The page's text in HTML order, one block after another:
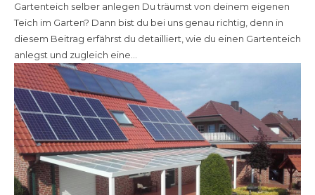
Gartenteich selber anlegen Du träumst von deinem eigenen
Teich im Garten? Dann bist du bei uns genau richtig, denn in
diesem Beitrag erfährst du detailliert, wie du einen Gartenteich
anlegst und zugleich eine...